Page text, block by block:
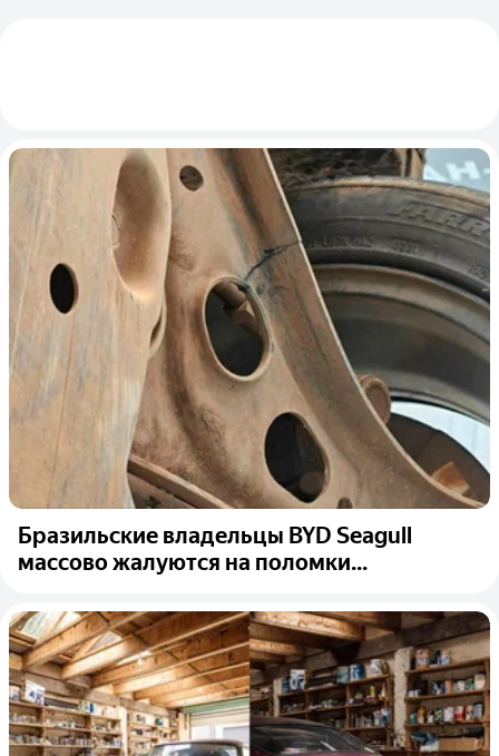
Бразильские владельцы BYD Seagull
массово жалуются на поломки...